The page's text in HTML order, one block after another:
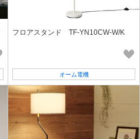
フロアスタンド TF-YN10CW-W/K
オーム電機